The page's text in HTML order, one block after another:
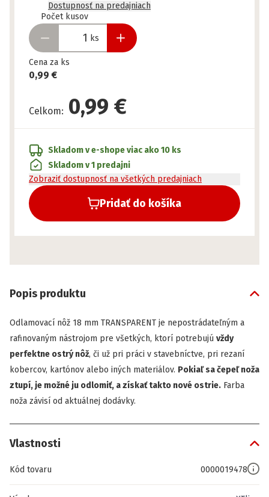
Dostupnosť na predajniach
Počet kusov
ks
Pripravené
Cena za ks
0,99 €
Celkom: 0,99 €
Pridať do košíka
Skladom v e-shopeviac ako 10 ks
Skladom v 1 predajni
Zobraziť dostupnosť na všetkých predajniach
Popis produktu
Odlamovací nôž 18 mm TRANSPARENT je nepostrádateľným a
rafinovaným nástrojom pre všetkých, ktorí potrebujú vždy
perfektne ostrý nôž, či už pri práci v stavebníctve, pri rezaní
kobercov, kartónov alebo iných materiálov. Pokiaľ sa čepeľ noža
ztupí, je možné ju odlomiť, a získať takto nové ostrie. Farba
noža závisí od aktuálnej dodávky.
Vlastnosti
Kód tovaru 0000019478